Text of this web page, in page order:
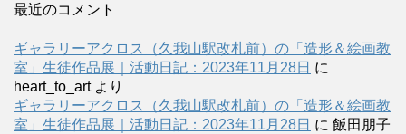
最近のコメント
ギャラリーアクロス（久我山駅改札前）の「造形＆絵画教
室」生徒作品展｜活動日記：2023年11月28日 に
heart_to_artより
ギャラリーアクロス（久我山駅改札前）の「造形＆絵画教
室」生徒作品展｜活動日記：2023年11月28日 に 飯田朋子